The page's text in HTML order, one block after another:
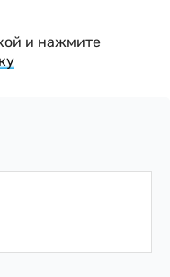
и нажмите